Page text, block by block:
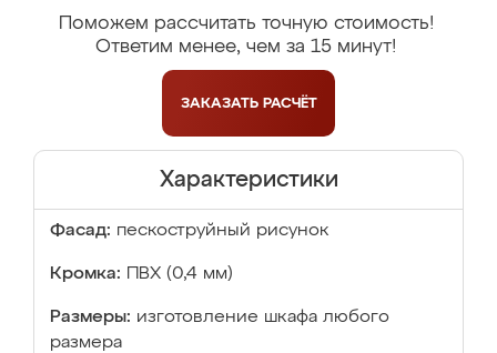
Поможем рассчитать точную стоимость!
Ответим менее, чем за 15 минут!
ЗАКАЗАТЬ РАСЧЁТ
Характеристики
Фасад: пескоструйный рисунок
Кромка: ПВХ (0,4 мм)
Размеры: изготовление шкафа любого
размера